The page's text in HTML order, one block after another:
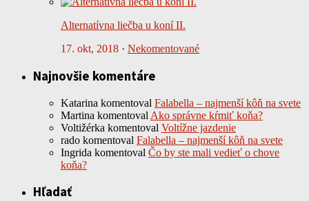
Alternatívna liečba u koní II.
17. okt, 2018 · Nekomentované
Najnovšie komentáre
Katarina komentoval Falabella – najmenší kôň na svete
Martina komentoval Ako správne kŕmiť koňa?
Voltižérka komentoval Voltížne jazdenie
rado komentoval Falabella – najmenší kôň na svete
Ingrida komentoval Čo by ste mali vedieť o chove
koňa?
Hľadať